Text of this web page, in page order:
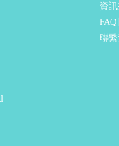
資
聯